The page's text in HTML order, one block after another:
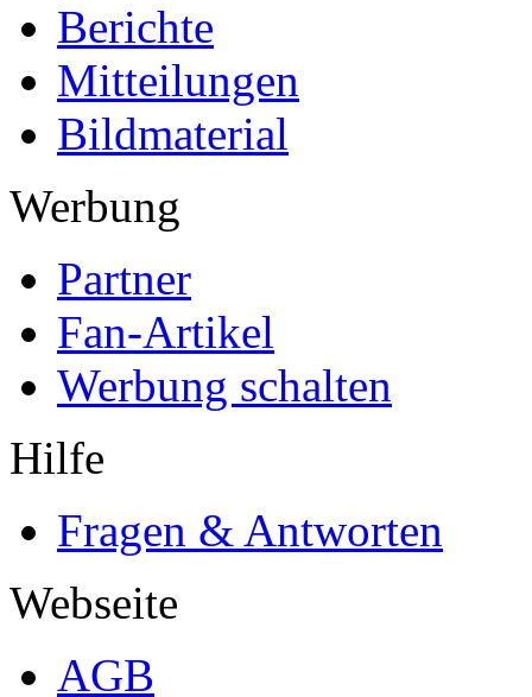
Berichte
Mitteilungen
Bildmaterial
Werbung
Partner
Fan-Artikel
Werbung schalten
Hilfe
Fragen & Antworten
Webseite
AGB